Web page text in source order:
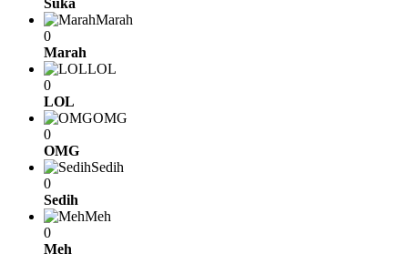
Suka
Marah
0
Marah
LOL
0
LOL
OMG
0
OMG
Sedih
0
Sedih
Meh
0
Meh